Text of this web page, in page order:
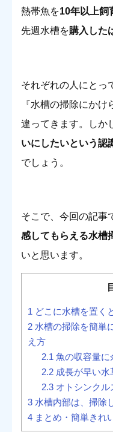
熱帯魚を10年以上飼
先週水槽を購入した
それぞれの人にとっ
『水槽の掃除にか
違ってきます。しか
いにしたいという認
でしょう。
そこで、今回の記事
感してもらえる水槽
いと思います。
1 どこに水槽を置く
2 水槽の掃除を簡単
え方
2.1 魚の収容量に
2.2成長が早い水
2.3オトシンクル
3 水槽内部は、掃除
4 まとめ・簡単きれ